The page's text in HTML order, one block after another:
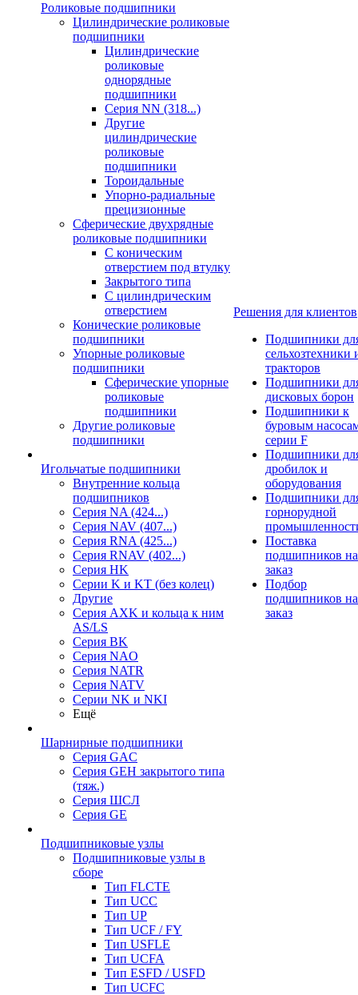
Роликовые подшипники
Цилиндрические роликовые
подшипники
Цилиндрические
роликовые
однорядные
подшипники
Серия NN (318...)
Другие
цилиндрические
роликовые
подшипники
Тороидальные
Упорно-радиальные
прецизионные
Сферические двухрядные
роликовые подшипники
С коническим
отверстием под втулку
Закрытого типа
С цилиндрическим
отверстием
Конические роликовые
подшипники
Упорные роликовые
подшипники
Сферические упорные
роликовые
подшипники
Другие роликовые
подшипники
Игольчатые подшипники
Внутренние кольца
подшипников
Серия NA (424...)
Серия NAV (407...)
Серия RNA (425...)
Серия RNAV (402...)
Серия HK
Серии K и KT (без колец)
Другие
Серия AXK и кольца к ним
AS/LS
Серия BK
Серия NAO
Серия NATR
Серия NATV
Серии NK и NKI
Ещё
Шарнирные подшипники
Серия GAC
Серия GEH закрытого типа
(тяж.)
Серия ШСЛ
Серия GE
Подшипниковые узлы
Подшипниковые узлы в
сборе
Тип FLCTE
Тип UCC
Тип UP
Тип UCF / FY
Тип USFLE
Тип UCFA
Тип ESFD / USFD
Тип UCFC
Решения для клиентов
Подшипники
сельхозтехники
тракторов
Подшипники
дисковых борон
Подшипники к
буровым
серии F
Подшипники
дробилок и
оборудования
Подшипники
горнорудной
Поставка
подшипников на
заказ
Подбор
подшипников на
заказ